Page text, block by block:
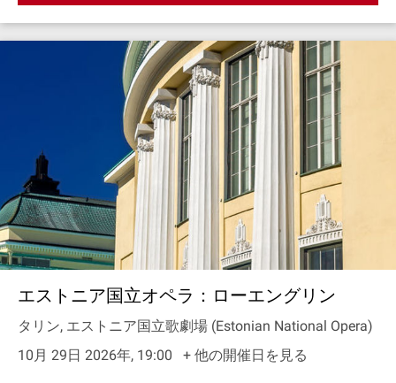
エストニア国立オペラ：ローエングリン
タリン, エストニア国立歌劇場 (Estonian National Opera)
10月 29日 2026年, 19:00
+ 他の開催日を見る